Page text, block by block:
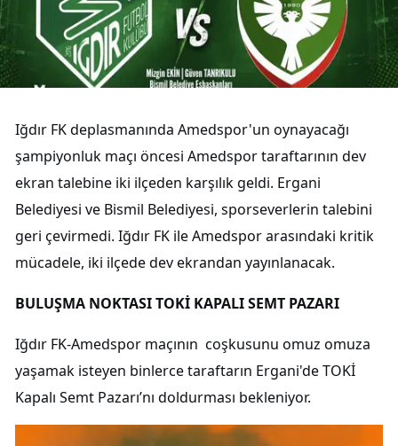
Iğdır FK deplasmanında Amedspor'un oynayacağı
şampiyonluk maçı öncesi Amedspor taraftarının dev
ekran talebine iki ilçeden karşılık geldi. Ergani
Belediyesi ve Bismil Belediyesi, sporseverlerin talebini
geri çevirmedi. Iğdır FK ile Amedspor arasındaki kritik
mücadele, iki ilçede dev ekrandan yayınlanacak.
BULUŞMA NOKTASI TOKİ KAPALI SEMT PAZARI
Iğdır FK-Amedspor maçının coşkusunu omuz omuza
yaşamak isteyen binlerce taraftarın Ergani'de TOKİ
Kapalı Semt Pazarı’nı doldurması bekleniyor.